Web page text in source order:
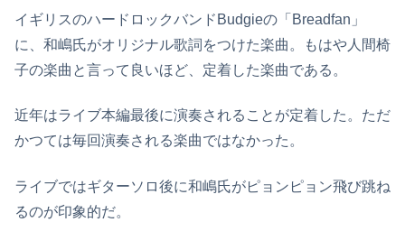
イギリスのハードロックバンドBudgieの「Breadfan」
に、和嶋氏がオリジナル歌詞をつけた楽曲。もはや人間椅
子の楽曲と言って良いほど、定着した楽曲である。
近年はライブ本編最後に演奏されることが定着した。ただ
かつては毎回演奏される楽曲ではなかった。
ライブではギターソロ後に和嶋氏がピョンピョン飛び跳ね
るのが印象的だ。